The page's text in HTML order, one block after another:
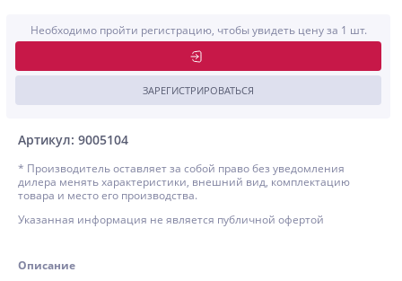
Артикул: 9005104
Необходимо пройти регистрацию, чтобы увидеть цену за 1 шт.
ЗАРЕГИСТРИРОВАТЬСЯ
* Производитель оставляет за собой право без уведомления
дилера менять характеристики, внешний вид, комплектацию
товара и место его производства.
Указанная информация не является публичной офертой
Описание